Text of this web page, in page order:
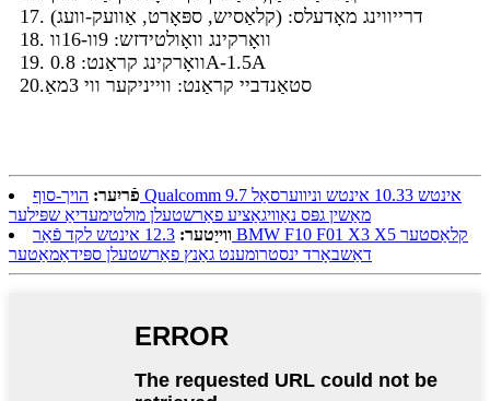
17. דרייווינג מאָדעלס: (קלאַסיש, ספּאָרט, אַוועק-וועג)
18. וואָרקינג וואָולטידזש: 9וו-16וו
19. וואָרקינג קראַנט: 0.8A-1.5A
20.סטאַנדביי קראַנט: ווייניקער ווי 3מאַ
פֿריִער: הויך-סוף Qualcomm 9.7 אינטש 10.33 אינטש וניווערסאַל
מאַשין גפּס נאַוויגאַציע פאַרשטעלן מולטימעדיאַ שפּילער
ווייַטער:
12.3 אינטש לקד פֿאַר BMW F10 F01 X3 X5 קלאַסטער
דאַשבאָרד ינסטרומענט גאַנץ פאַרשטעלן ספּידאַמאַטער